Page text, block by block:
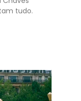
tudo.